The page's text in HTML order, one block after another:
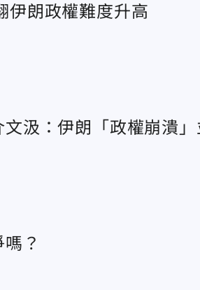
朗政權難度升高
汲：伊朗「政權崩潰
？